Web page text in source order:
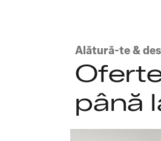
Alătură-te &
până